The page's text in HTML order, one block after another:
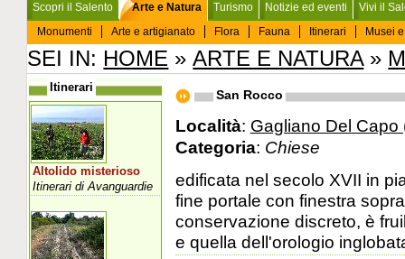
Scopri il Salento
Arte e Natura
Monumenti
Arte e artigianato Flora Fauna Itinerari Musei
Turismo Notizie ed eventi Vivi il
SEI IN: HOME »ARTE E NATURA»
San Rocco
Località: Gagliano Del Capo
Categoria: Chiese
edificata nel secolo XVII in
fine portale con finestra
conservazione discreto, è
e quella dell'orologio
Itinerari
Altolido misterioso
Itinerari di Avanguardie